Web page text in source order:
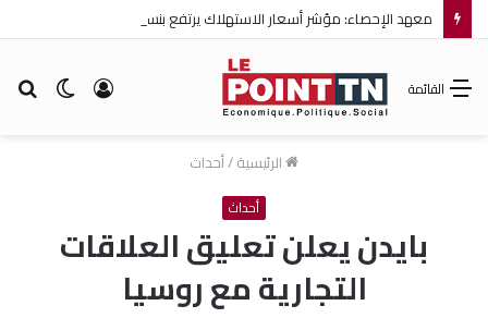
الوضع تسجيل
القائمة
الرئيسية/أحداث
أحداث
بايدن يعلن تعليق العلاقات
التجارية مع روسيا